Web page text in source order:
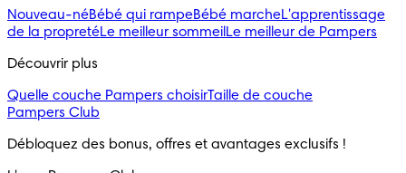
Nouveau-néBébé qui rampeBébé marcheL'apprentissage
de la propretéLe meilleur sommeil Le meilleur de Pampers
Découvrir plus
Quelle couche Pampers choisirTaille de couche
Pampers Club
Débloquez des bonus, offres et avantages exclusifs !